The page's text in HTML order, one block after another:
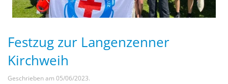
Festzug zur Langenzenner
Kirchweih
Geschrieben am 05/06/2023.